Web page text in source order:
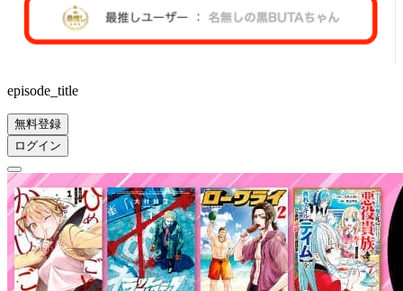
episode_title
無料登録
ログイン